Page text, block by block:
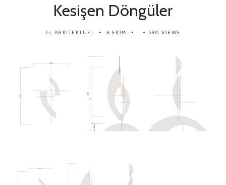
Kesişen Döngüler
by ARKITEKTUEL 6 EKIM 590 VIEWS